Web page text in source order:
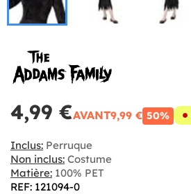
4,99 €AVANT9,99 € 50%
Inclus: Perruque
Non inclus: Costume
Matière: 100% PET
REF: 121094-0